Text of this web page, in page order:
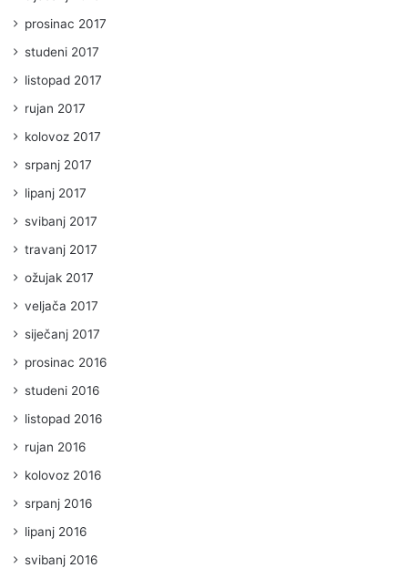
prosinac 2017
studeni 2017
listopad 2017
rujan 2017
kolovoz 2017
srpanj 2017
lipanj 2017
svibanj 2017
travanj 2017
ožujak 2017
veljača 2017
siječanj 2017
prosinac 2016
studeni 2016
listopad 2016
rujan 2016
kolovoz 2016
srpanj 2016
lipanj 2016
svibanj 2016